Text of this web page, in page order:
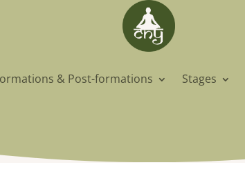
& Post-formations Stages